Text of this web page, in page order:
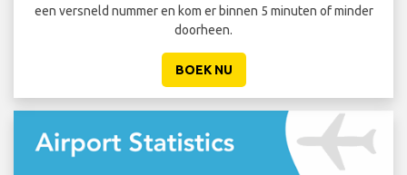
een versneld nummer en kom er binnen 5 minuten of minder
doorheen.
BOEK NU